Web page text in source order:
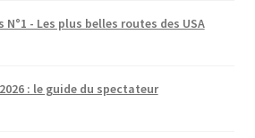
- Les plus belles routes des USA
: le guide du spectateur